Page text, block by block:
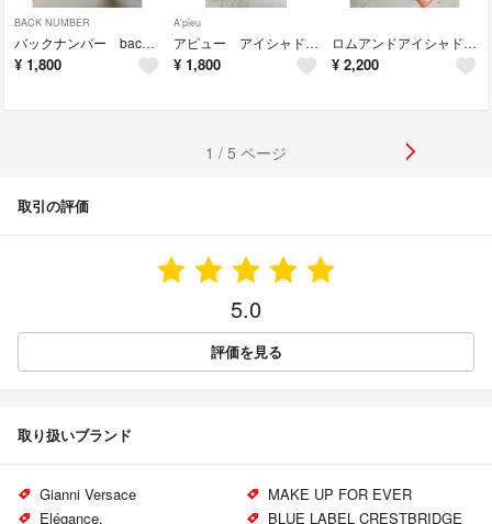
BACK NUMBER
バックナンバー backnumber 花束 だいじなこと 半透明人間
¥ 1,800
A'pieu
アピュー アイシャドウ 4色パレット 日本限定品
¥ 1,800
ロムアンドアイシャドウパレット0 1番バンパスガーデン新品未開封
¥ 2,200
1 / 5 ページ
取引の評価
5.0
評価を見る
取り扱いブランド
Gianni Versace
MAKE UP FOR EVER
Elégance.
BLUE LABEL CRESTBRIDGE